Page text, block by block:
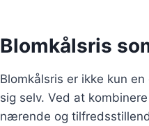
Blomkålsris
Blomkålsris er ikke kun
sig selv. Ved at
nærende og